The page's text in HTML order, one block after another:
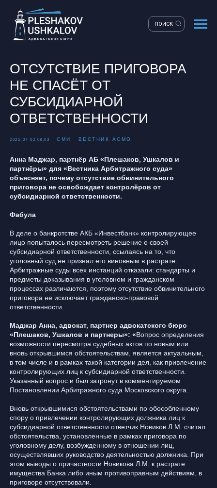
ПОИСК
ОТСУТСТВИЕ ПРИГОВОРА
НЕ СПАСЁТ ОТ
СУБСИДИАРНОЙ
ОТВЕТСТВЕННОСТИ
2025-07-02 08:03 СМИ ВЕСТНИК АСМО
Анна Маджар, партнёр АБ «Плешаков, Ушкалов и
партнёры» для «Вестника Арбитражного суда»
объясняет, почему отсутствие обвинительного
приговора не освобождает контролёров от
субсидиарной ответственности.
Фабула
В деле о банкротстве АКБ «Инвестбанк» контролирующее
лицо попыталось пересмотреть решение о своей
субсидиарной ответственности, ссылаясь на то, что
уголовный суд не признал его виновным в растрате.
Арбитражные суды всех инстанций отказали: стандарты и
предметы доказывания в уголовном и гражданском
процессах различаются, поэтому отсутствие обвинительного
приговора не исключает гражданско-правовой
ответственности.
Маджар Анна, адвокат, партнер адвокатского бюро
«Плешаков, Ушкалов и партнеры»: «Вопрос определения
возможности пересмотра судебных актов по новым или
вновь открывшимся обстоятельствам, является актуальным,
в том числе и в рамках такой категории дел, как привлечение
контролирующих лиц к субсидиарной ответственности.
Указанный вопрос и был затронут в комментируемом
Постановлении Арбитражного суда Московского округа.
Вновь открывшимися обстоятельствами по обособленному
спору о привлечении контролирующих должника лиц к
субсидиарной ответственности ответчик Новиков Л.М. считал
обстоятельства, установленные в рамках приговора по
уголовному делу, возбужденному в отношении лиц,
осуществлявших руководство деятельностью должника. При
этом выводы о причастности Новикова Л.М. к растрате
имущества Банка либо иным противоправным действиям, в
приговоре отсутствовали.